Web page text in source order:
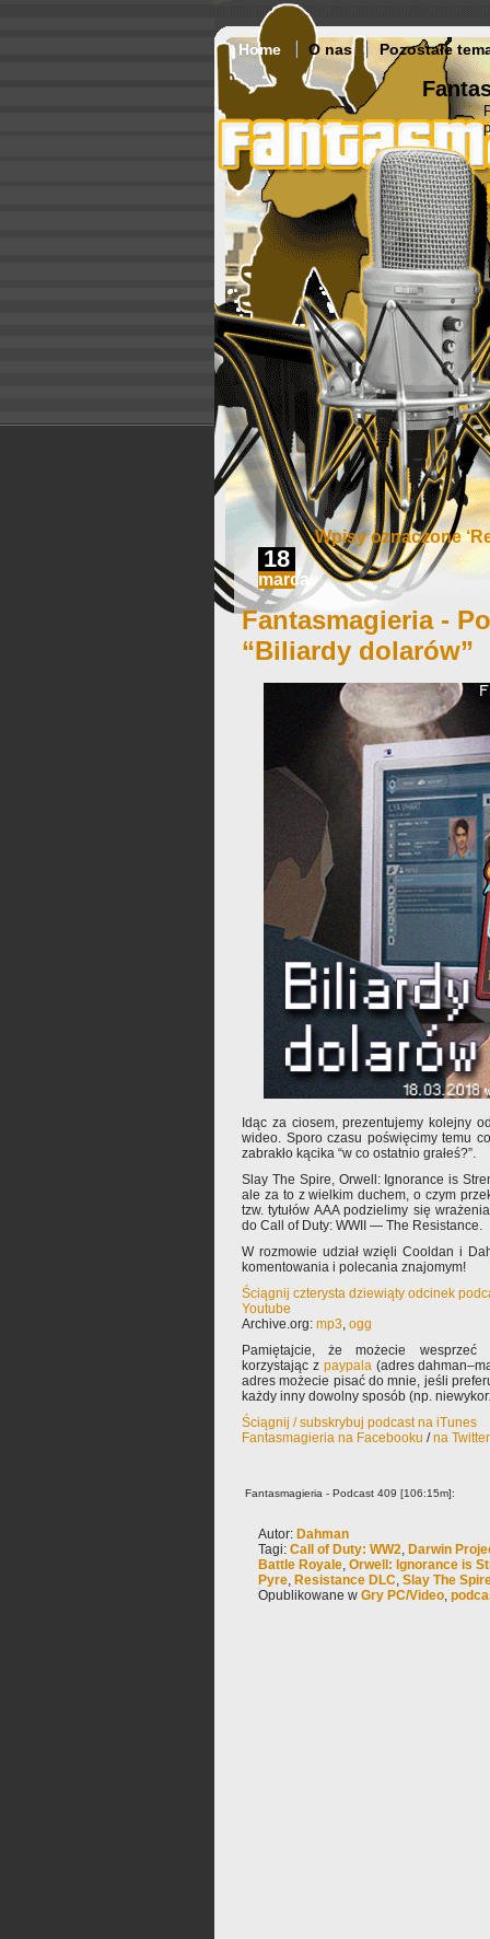
Home O nas Pozostałe
Wpisy oznaczone
18
marca
Fantasmagieria -
“Biliardy dolarów”
Idąc za ciosem, prezentujemy kolejny
wideo. Sporo czasu poświęcimy temu
zabrakło kącika “w co ostatnio grałeś?”.
Slay The Spire, Orwell: Ignorance is
ale za to z wielkim duchem, o czym
tzw. tytułów AAA podzielimy się
do Call of Duty: WWII — The Resistance.
W rozmowie udział wzięli Cooldan i
komentowania i polecania znajomym!
Ściągnij czterysta dziewiąty odcinek
Youtube
Archive.org: mp3, ogg
Pamiętajcie, że możecie wesprzeć
korzystając z paypala(adres
adres możecie pisać do mnie, jeśli
każdy inny dowolny sposób (np.
Ściągnij / subskrybuj podcast na iTunes
Fantasmagieria na Facebooku /na
Fantasmagieria - Podcast 409 [106:15m]:
Autor: Dahman
Tagi: Call of Duty: WW2, Darwin
Battle Royale, Orwell: Ignorance is
Pyre, Resistance DLC, Slay The
Opublikowane w Gry PC/Video,